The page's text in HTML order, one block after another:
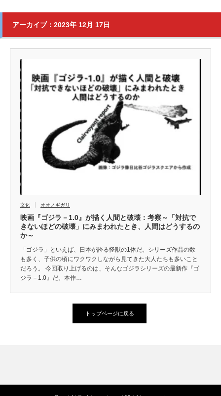
アーカイブ：2023年 12月 17日
文化 オオノギガリ
映画『ゴジラ－1.0』が描く人間と破壊：考察～「対抗で
きないほどの破壊」にみまわれたとき、人間はどうするの
か～
「ゴジラ」といえば、日本が誇る怪獣の1体だ。シリーズ作品の数
も多く、子供の頃にワクワクしながら見てきた大人たちも多いこと
だろう。 今回取り上げるのは、そんなゴジラシリーズの最新作『ゴ
ジラ－1.0』だ。本作…
トップページに戻る